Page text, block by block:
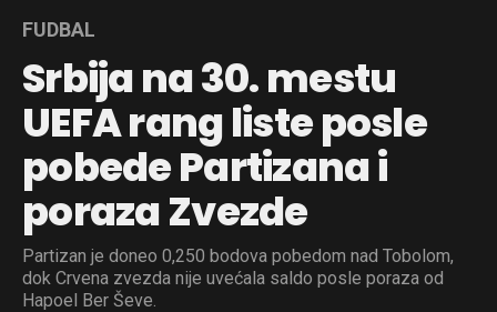
FUDBAL
Srbija na 30. mestu
UEFA rang liste posle
pobede Partizana i
poraza Zvezde
Partizan je doneo 0,250 bodova pobedom nad Tobolom,
dok Crvena zvezda nije uvećala saldo posle poraza od
Hapoel Ber Ševe.